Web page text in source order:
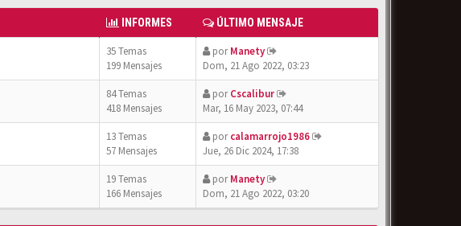
INFORMES ÚLTIMO MENSAJE
35 Temas
199 Mensajes
porManety
Dom, 21 Ago 2022, 03:23
84 Temas
418 Mensajes
porCscalibur
Mar, 16 May 2023, 07:44
13 Temas
57 Mensajes
porcalamarrojo1986
Jue, 26 Dic 2024, 17:38
19 Temas
166 Mensajes
porManety
Dom, 21 Ago 2022, 03:20